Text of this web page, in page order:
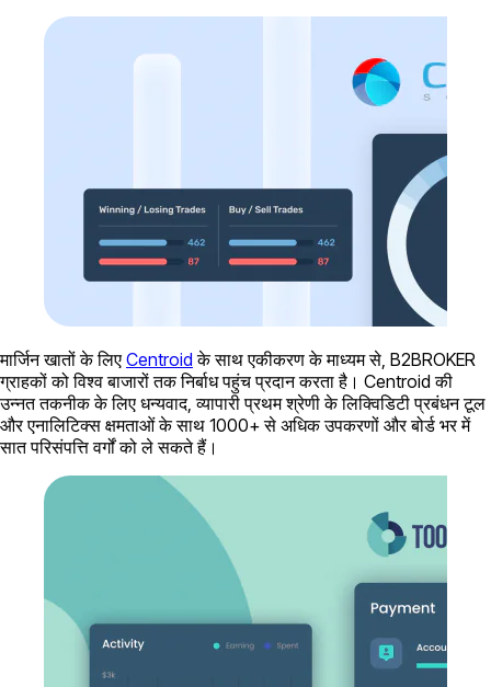
मार्जिन खातों के लिए Centroid के साथ एकीकरण के माध्यम से, B2BROKER
ग्राहकों को विश्व बाजारों तक निर्बाध पहुंच प्रदान करता है। Centroid की
उन्नत तकनीक के लिए धन्यवाद, व्यापारी प्रथम श्रेणी के लिक्विडिटी प्रबंधन टूल
और एनालिटिक्स क्षमताओं के साथ 1000+ से अधिक उपकरणों और बोर्ड भर में
सात परिसंपत्ति वर्गों को ले सकते हैं।